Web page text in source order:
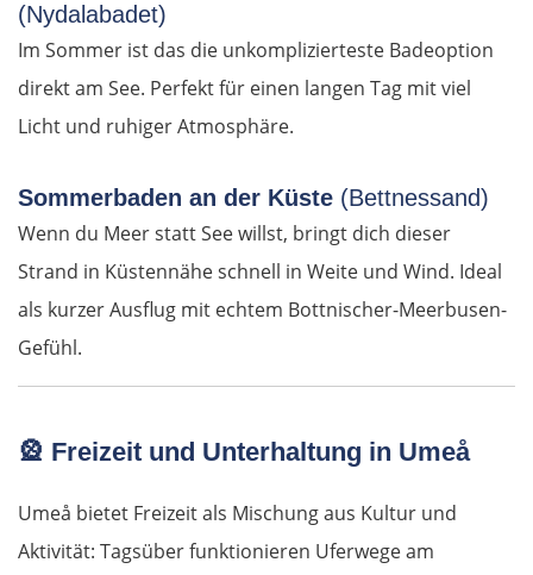
(Nydalabadet)
Im Sommer ist das die unkomplizierteste Badeoption
direkt am See. Perfekt für einen langen Tag mit viel
Licht und ruhiger Atmosphäre.
Sommerbaden an der Küste (Bettnessand)
Wenn du Meer statt See willst, bringt dich dieser
Strand in Küstennähe schnell in Weite und Wind. Ideal
als kurzer Ausflug mit echtem Bottnischer-Meerbusen-
Gefühl.
🎡 Freizeit und Unterhaltung in Umeå
Umeå bietet Freizeit als Mischung aus Kultur und
Aktivität: Tagsüber funktionieren Uferwege am
Gibraltar
Jerez de la Frontera
Beja
Mafra